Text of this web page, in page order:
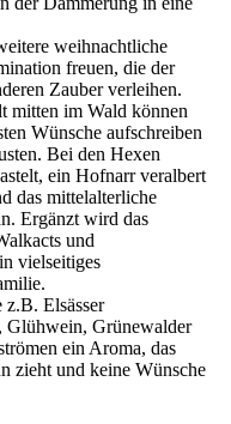
weihnachtliche
freuen, die der
Zauber verleihen.
mitten im Wald können
Wünsche aufschreiben
Bei den Hexen
ein Hofnarr veralbert
das mittelalterliche
Ergänzt wird das
und
vielseitiges
Elsässer
Glühwein, Grünewalder
ein Aroma, das
zieht und keine Wünsche